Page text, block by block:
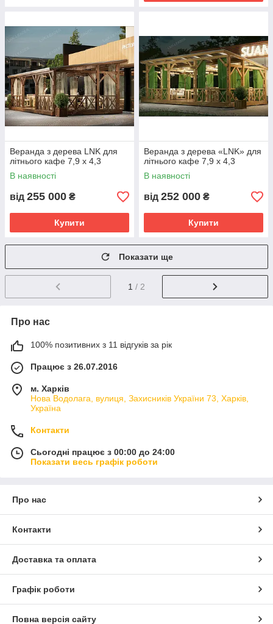
Веранда з дерева LNK для
літнього кафе 7,9 х 4,3
В наявності
від 255 000 ₴
Купити
Веранда з дерева «LNK» для
літнього кафе 7,9 х 4,3
В наявності
від 252 000 ₴
Купити
Показати ще
1 / 2
Про нас
100% позитивних з 11 відгуків за рік
Працює з 26.07.2016
м. Харків
Нова Водолага, вулиця, Захисників України 73, Харків,
Україна
Контакти
Сьогодні працює з 00:00 до 24:00
Показати весь графік роботи
Про нас
Контакти
Доставка та оплата
Графік роботи
Повна версія сайту